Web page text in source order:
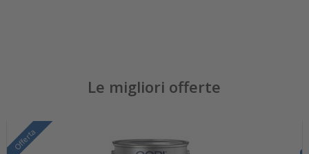
Le migliori offerte
Offerta